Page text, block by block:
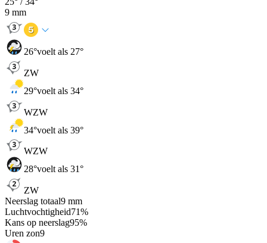
9 mm
26°voelt als 27°
ZW
29°voelt als 34°
WZW
34°voelt als 39°
WZW
28°voelt als 31°
ZW
Neerslag totaal9 mm
Luchtvochtigheid71%
Kans op neerslag95%
Uren zon9